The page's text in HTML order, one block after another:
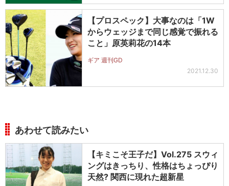
【プロスペック】大事なのは「1W
からウェッジまで同じ感覚で振れる
こと」原英莉花の14本
ギア 週刊GD
2021.12.30
あわせて読みたい
【キミこそ王子だ】Vol.275 スウィ
ングはきっちり、性格はちょっぴり
天然? 関西に現れた超新星